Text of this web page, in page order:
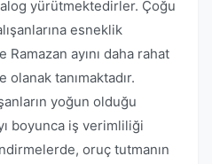
yürütmektedirler. Çoğu
esneklik
ayını daha rahat
tanımaktadır.
yoğun olduğu
boyunca iş verimliliği
oruç tutmanın